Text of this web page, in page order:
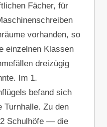
Fächer, für
vorhanden, so
einzelnen Klassen
dreizügig
Im 1.
befand sich
Turnhalle. Zu den
Schulhöfe — die